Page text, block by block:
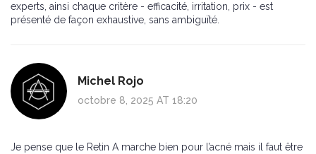
experts, ainsi chaque critère - efficacité, irritation, prix - est
présenté de façon exhaustive, sans ambiguïté.
Michel Rojo
octobre 8, 2025 AT 18:20
Je pense que le Retin A marche bien pour l’acné mais il faut être